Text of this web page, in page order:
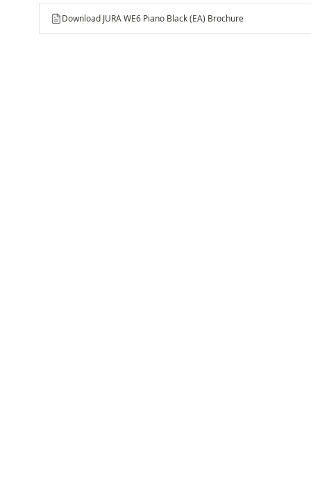
Download JURA WE6 Piano Black (EA) Brochure